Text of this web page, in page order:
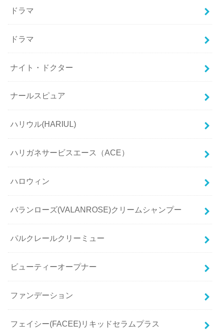
ドラマ
ドラマ
ナイト・ドクター
ナールスピュア
ハリウル(HARIUL)
ハリガネサービスエース（ACE）
ハロウィン
バランローズ(VALANROSE)クリームシャンプー
パルクレールクリーミュー
ビューティーオープナー
ファンデーション
フェイシー(FACEE)リキッドセラムプラス